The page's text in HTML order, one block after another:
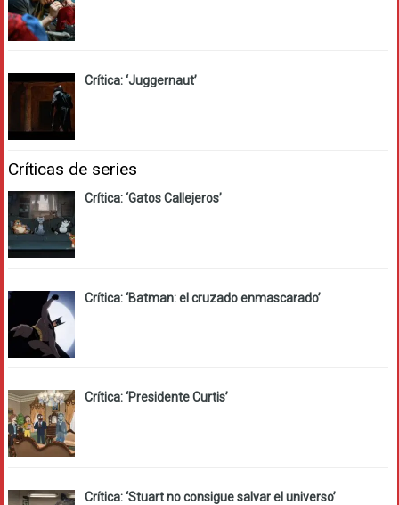
Crítica: ‘Juggernaut’
Críticas de series
Crítica: ‘Gatos Callejeros’
Crítica: ‘Batman: el cruzado enmascarado’
Crítica: ‘Presidente Curtis’
Crítica: ‘Stuart no consigue salvar el universo’